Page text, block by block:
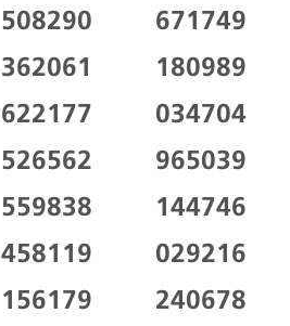
508290
671749
362061
180989
622177
034704
526562
965039
559838
144746
458119
029216
156179
240678